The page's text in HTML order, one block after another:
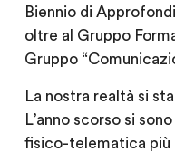
Biennio di
oltre al Gruppo
Gruppo
La nostra realtà si
L’anno scorso si
fisico-telematica più